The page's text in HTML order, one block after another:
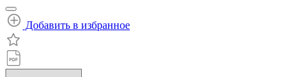
Добавить в избранное